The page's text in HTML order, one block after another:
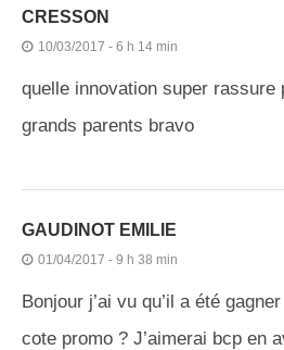
CRESSON
10/03/2017 - 6 h 14 min
quelle innovation super rassure
grands parents bravo
GAUDINOT EMILIE
01/04/2017 - 9 h 38 min
Bonjour j’ai vu qu’il a été
cote promo ? J’aimerai bcp en